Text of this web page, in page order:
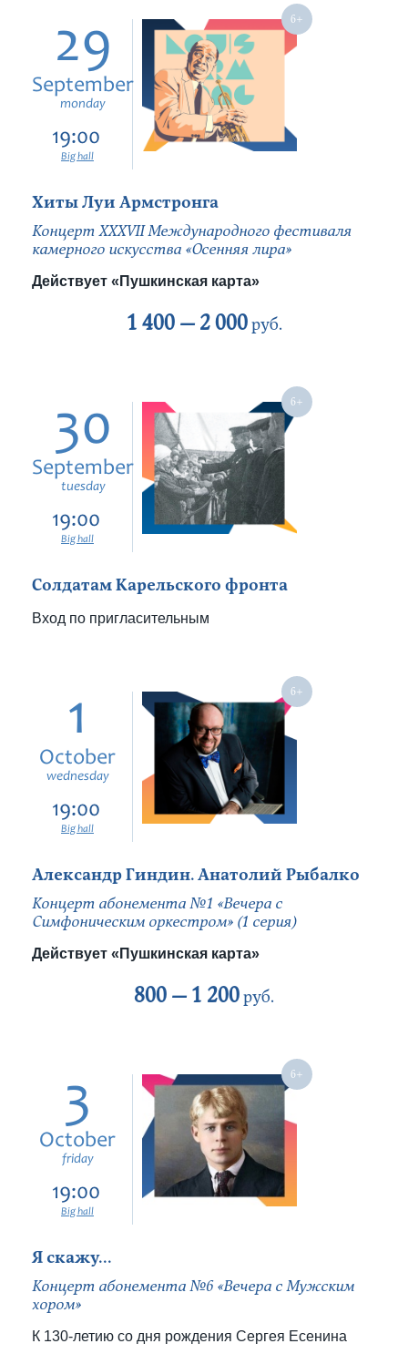
29
September
monday
19:00
Big hall
Хиты Луи Армстронга
Концерт ХХХVII Международного фестиваля
камерного искусства «Осенняя лира»
Действует «Пушкинская карта»
1 400 — 2 000руб.
30
September
tuesday
19:00
Big hall
Солдатам Карельского фронта
Вход по пригласительным
1
October
wednesday
19:00
Big hall
Александр Гиндин. Анатолий Рыбалко
Концерт абонемента №1 «Вечера с
Симфоническим оркестром» (1 серия)
Действует «Пушкинская карта»
800 —1 200руб.
3
October
friday
19:00
Big hall
Я скажу...
Концерт абонемента №6 «Вечера с Мужским
хором»
К 130-летию со дня рождения Сергея Есенина